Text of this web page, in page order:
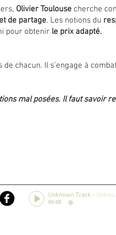
Olivier Toulouse cherche
de partage. Les notions du
pour obtenir le prix adapté.
chacun. Il s’engage à
mal posées. Il faut savoir
Unknown Track - Unknown Artist
00:00